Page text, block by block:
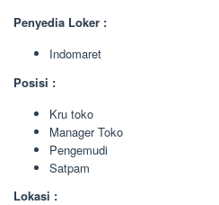
Penyedia Loker :
Indomaret
Posisi :
Kru toko
Manager Toko
Pengemudi
Satpam
Lokasi :